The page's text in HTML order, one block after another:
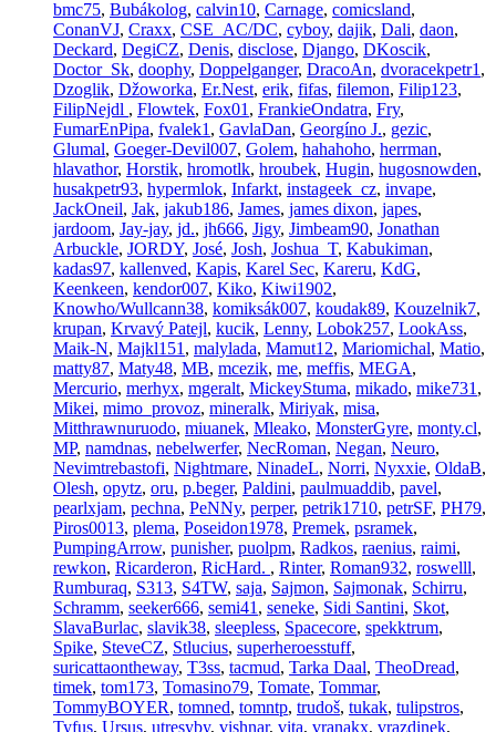
bmc75, Bubákolog, calvin10, Carnage, comicsland,
ConanVJ, Craxx, CSE_AC/DC, cyboy, dajik, Dali, daon,
Deckard, DegiCZ, Denis, disclose, Django, DKoscik,
Doctor_Sk, doophy, Doppelganger, DracoAn, dvoracekpetr1 ,
Dzoglik, Džoworka, Er.Nest, erik, fifas, filemon, Filip123,
FilipNejdl , Flowtek, Fox01 , FrankieOndatra, Fry,
FumarEnPipa, fvalek1 , GavlaDan, Georgíno J., gezic,
Glumal, Goeger-Devil007, Golem, hahahoho, herrman,
hlavathor, Horstik, hromotlk, hroubek, Hugin, hugosnowden,
husakpetr93, hypermlok, Infarkt, instageek_cz, invape,
JackOneil, Jak, jakub186, James, james dixon, japes,
jardoom, Jay-jay, jd., jh666, Jigy, Jimbeam90, Jonathan
Arbuckle, JORDY, José, Josh, Joshua_T, Kabukiman,
kadas97, kallenved, Kapis, Karel Sec, Kareru, KdG,
Keenkeen, kendor007, Kiko, Kiwi1902,
Knowho/Wullcann38, komiksák007, koudak89, Kouzelnik7,
krupan, Krvavý Patejl, kucik, Lenny, Lobok257, LookAss,
Maik-N, Majkl151 , malylada, Mamut12, Mariomichal, Matio,
matty87, Maty48, MB, mcezik, me, meffis, MEGA,
Mercurio, merhyx, mgeralt, MickeyStuma, mikado, mike731 ,
Mikei, mimo_provoz, mineralk, Miriyak, misa,
Mitthrawnuruodo, miuanek, Mleako, MonsterGyre, monty.cl,
MP, namdnas, nebelwerfer, NecRoman, Negan, Neuro,
Nevimtrebastofi, Nightmare, NinadeL, Norri, Nyxxie, OldaB,
Olesh, opytz, oru, p.beger, Paldini, paulmuaddib, pavel,
pearlxjam, pechna, PeNNy, perper, petrik1710, petrSF, PH79,
Piros0013, plema, Poseidon1978, Premek, psramek,
PumpingArrow, punisher, puolpm, Radkos, raenius, raimi,
rewkon, Ricarderon, RicHard. , Rinter, Roman932, roswelll,
Rumburaq, S313, S4TW, saja, Sajmon, Sajmonak, Schirru,
Schramm, seeker666, semi41 , seneke, Sidi Santini, Skot,
SlavaBurlac, slavik38, sleepless, Spacecore, spekktrum,
Spike, SteveCZ, Stlucius, superheroesstuff,
suricattaontheway, T3ss, tacmud, Tarka Daal, TheoDread,
timek, tom173, Tomasino79, Tomate, Tommar,
TommyBOYER, tomned, tomntp, trudoš, tukak, tulipstros,
Tyfus, Ursus, utresyby, vishnar, vita, vranakx, vrazdinek,